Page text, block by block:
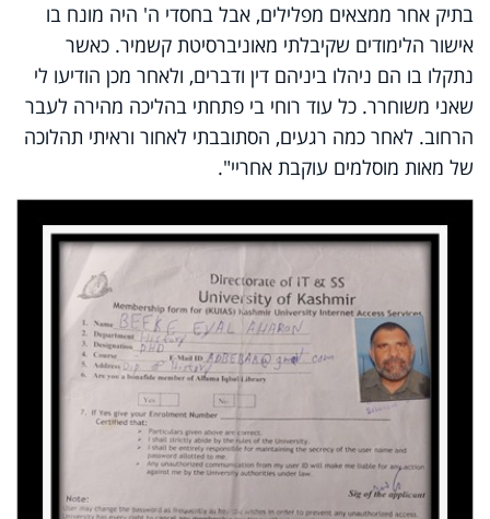
בתיק אחר ממצאים מפלילים, אבל בחסדי ה' היה מונח בו
אישור הלימודים שקיבלתי מאוניברסיטת קשמיר. כאשר
נתקלו בו הם ניהלו ביניהם דין ודברים, ולאחר מכן הודיעו לי
שאני משוחרר. כל עוד רוחי בי פתחתי בהליכה מהירה לעבר
הרחוב. לאחר כמה רגעים, הסתובבתי לאחור וראיתי תהלוכה
של מאות מוסלמים עוקבת אחריי".